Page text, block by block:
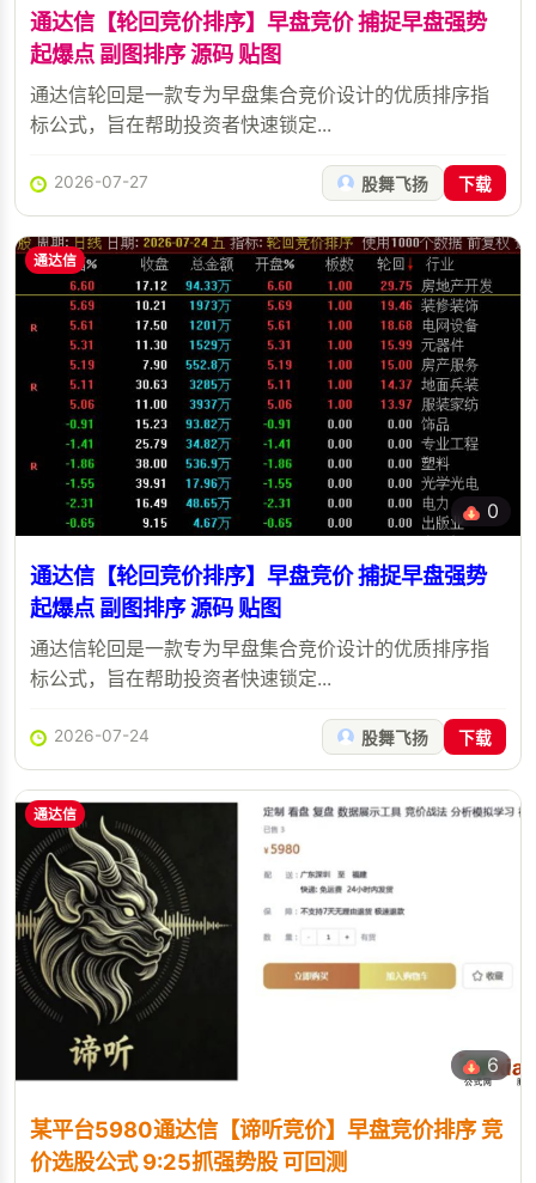
通达信【轮回竞价排序】早盘竞价 捕捉早盘强势
起爆点 副图排序 源码 贴图
通达信轮回是一款专为早盘集合竞价设计的优质排序指
标公式，旨在帮助投资者快速锁定...
2026-07-27 股舞飞扬 下载
通达信
0
通达信【轮回竞价排序】早盘竞价 捕捉早盘强势
起爆点 副图排序 源码 贴图
通达信轮回是一款专为早盘集合竞价设计的优质排序指
标公式，旨在帮助投资者快速锁定...
2026-07-24 股舞飞扬 下载
通达信
6
某平台5980通达信【谛听竞价】早盘竞价排序 竞
价选股公式 9:25抓强势股 可回测